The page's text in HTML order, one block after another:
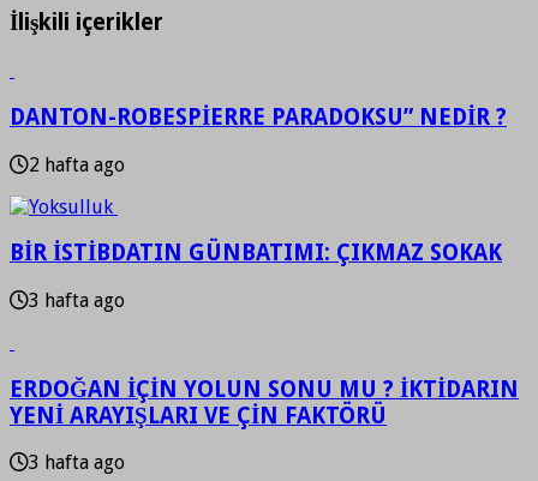
İlişkili içerikler
DANTON-ROBESPİERRE PARADOKSU” NEDİR ?
2 hafta ago
BİR İSTİBDATIN GÜNBATIMI: ÇIKMAZ SOKAK
3 hafta ago
ERDOĞAN İÇİN YOLUN SONU MU ? İKTİDARIN
YENİ ARAYIŞLARI VE ÇİN FAKTÖRÜ
3 hafta ago